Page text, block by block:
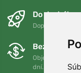
Do druhého
Doprava
Bezplatná
Objednávku
dní.